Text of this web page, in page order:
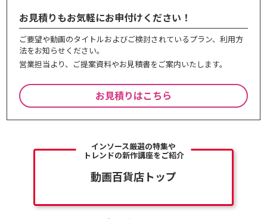
お見積りもお気軽にお申付けください！
ご要望や動画のタイトルおよびご検討されているプラン、利⽤⽅
法をお知らせください。
営業担当より、ご提案資料やお⾒積書をご案内いたします。
お見積りはこちら
インソース厳選の特集や
トレンドの新作講座をご紹介
動画百貨店トップ